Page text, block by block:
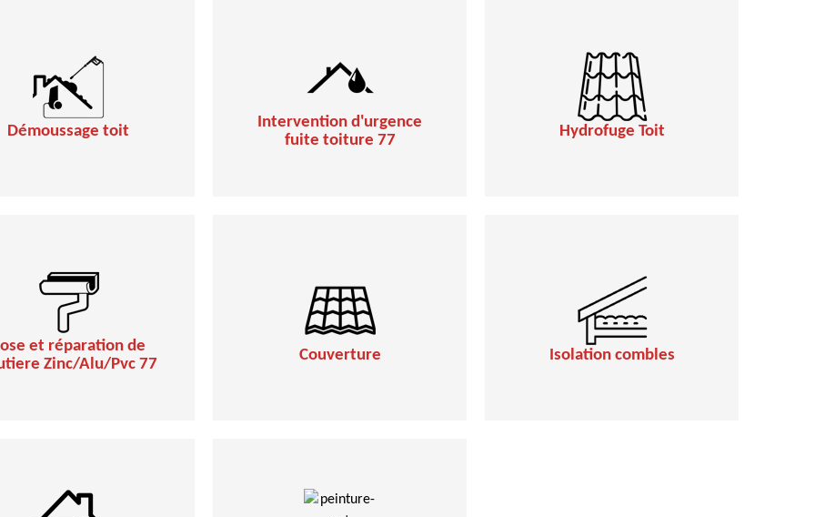
Démoussage toit
Intervention d'urgence
fuite toiture 77
Hydrofuge Toit
et réparation de
Zinc/Alu/Pvc 77
Couverture Isolation combles